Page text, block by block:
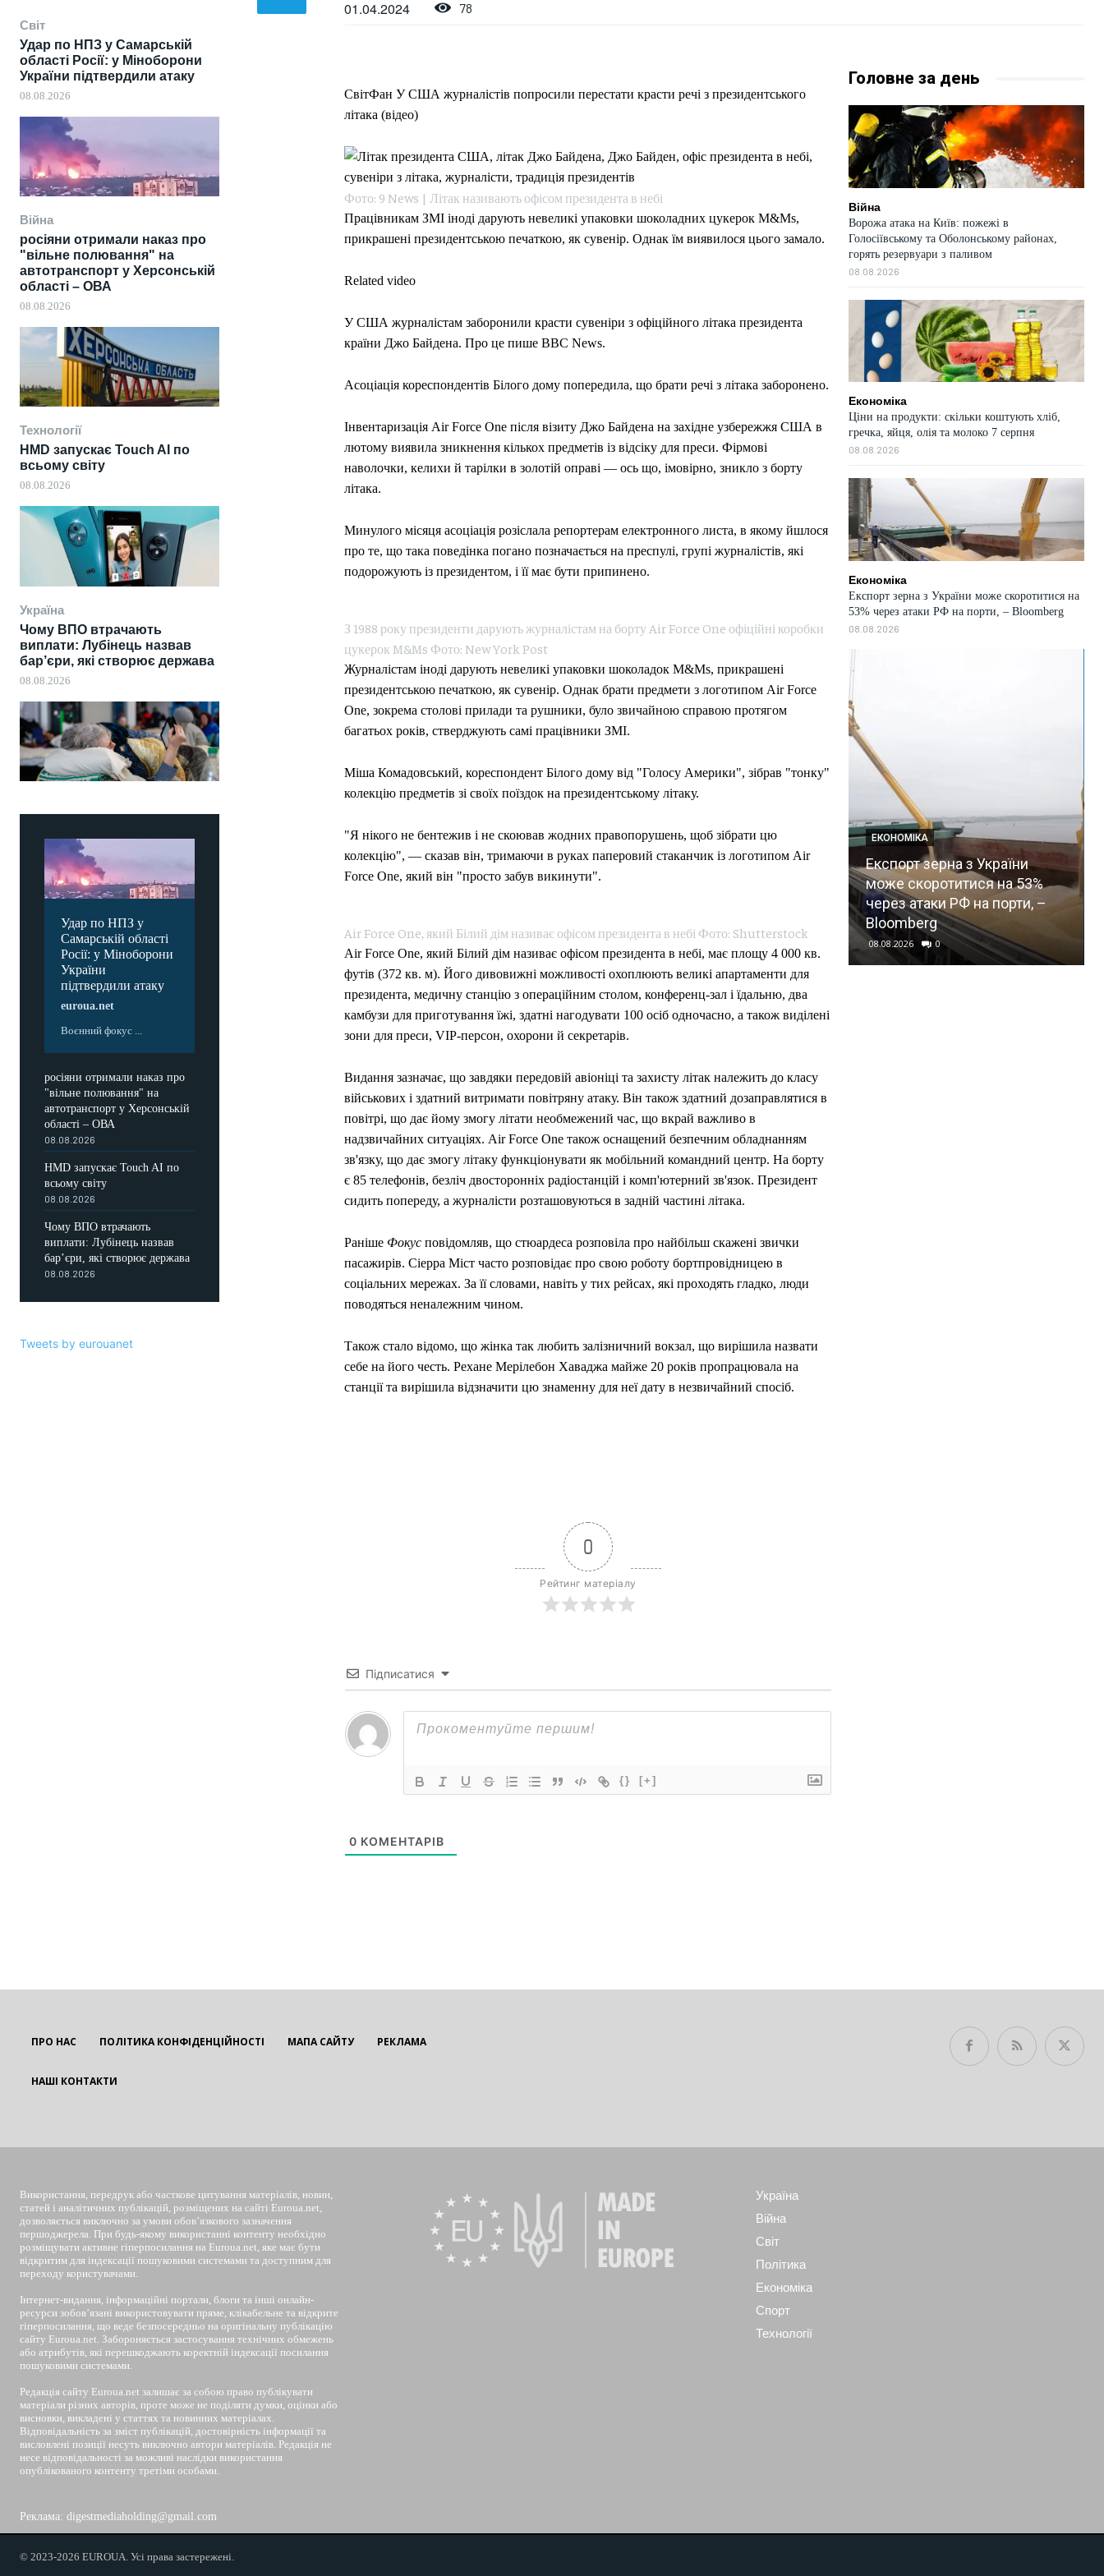
Світ
Удар по НПЗ у Самарській
області Росії: у Міноборони
України підтвердили атаку
08.08.2026
Війна
росіяни отримали наказ про
"вільне полювання" на
автотранспорт у Херсонській
області – ОВА
08.08.2026
Технології
HMD запускає Touch AI по
всьому світу
08.08.2026
Україна
Чому ВПО втрачають
виплати: Лубінець назвав
бар’єри, які створює держава
08.08.2026
Удар по НПЗ у
Самарській області
Росії: у Міноборони
України
підтвердили атаку
euroua.net
Воєнний фокус ...
росіяни отримали наказ про
"вільне полювання" на
автотранспорт у Херсонській
області – ОВА
08.08.2026
HMD запускає Touch AI по
всьому світу
08.08.2026
Чому ВПО втрачають
виплати: Лубінець назвав
бар’єри, які створює держава
08.08.2026
Tweets by eurouanet
01.04.2024 78
СвітФан У США журналістів попросили перестати красти речі з президентського
літака (відео)
Фото: 9 News | Літак називають офісом президента в небі
Працівникам ЗМІ іноді дарують невеликі упаковки шоколадних цукерок M&Ms,
прикрашені президентською печаткою, як сувенір. Однак їм виявилося цього замало.
Related video
У США журналістам заборонили красти сувеніри з офіційного літака президента
країни Джо Байдена. Про це пише BBC News.
Асоціація кореспондентів Білого дому попередила, що брати речі з літака заборонено.
Інвентаризація Air Force One після візиту Джо Байдена на західне узбережжя США в
лютому виявила зникнення кількох предметів із відсіку для преси. Фірмові
наволочки, келихи й тарілки в золотій оправі — ось що, імовірно, зникло з борту
літака.
Минулого місяця асоціація розіслала репортерам електронного листа, в якому йшлося
про те, що така поведінка погано позначається на преспулі, групі журналістів, які
подорожують із президентом, і її має бути припинено.
З 1988 року президенти дарують журналістам на борту Air Force One офіційні коробки
цукерок M&Ms Фото: New York Post
Журналістам іноді дарують невеликі упаковки шоколадок M&Ms, прикрашені
президентською печаткою, як сувенір. Однак брати предмети з логотипом Air Force
One, зокрема столові прилади та рушники, було звичайною справою протягом
багатьох років, стверджують самі працівники ЗМІ.
Міша Комадовський, кореспондент Білого дому від "Голосу Америки", зібрав "тонку"
колекцію предметів зі своїх поїздок на президентському літаку.
"Я нікого не бентежив і не скоював жодних правопорушень, щоб зібрати цю
колекцію", — сказав він, тримаючи в руках паперовий стаканчик із логотипом Air
Force One, який він "просто забув викинути".
Air Force One, який Білий дім називає офісом президента в небі Фото: Shutterstock
Air Force One, який Білий дім називає офісом президента в небі, має площу 4 000 кв.
футів (372 кв. м). Його дивовижні можливості охоплюють великі апартаменти для
президента, медичну станцію з операційним столом, конференц-зал і їдальню, два
камбузи для приготування їжі, здатні нагодувати 100 осіб одночасно, а також виділені
зони для преси, VIP-персон, охорони й секретарів.
Видання зазначає, що завдяки передовій авіоніці та захисту літак належить до класу
військових і здатний витримати повітряну атаку. Він також здатний дозаправлятися в
повітрі, що дає йому змогу літати необмежений час, що вкрай важливо в
надзвичайних ситуаціях. Air Force One також оснащений безпечним обладнанням
зв'язку, що дає змогу літаку функціонувати як мобільний командний центр. На борту
є 85 телефонів, безліч двосторонніх радіостанцій і комп'ютерний зв'язок. Президент
сидить попереду, а журналісти розташовуються в задній частині літака.
Раніше Фокусповідомляв, що стюардеса розповіла про найбільш скажені звички
пасажирів. Сіерра Міст часто розповідає про свою роботу бортпровідницею в
соціальних мережах. За її словами, навіть у тих рейсах, які проходять гладко, люди
поводяться неналежним чином.
Також стало відомо, що жінка так любить залізничний вокзал, що вирішила назвати
себе на його честь. Рехане Мерілебон Хаваджа майже 20 років пропрацювала на
станції та вирішила відзначити цю знаменну для неї дату в незвичайний спосіб.
0
Рейтинг матеріалу
Підписатися
{} [+]
0 КОМЕНТАРІВ
Головне за день
Війна
Ворожа атака на Київ: пожежі в
Голосіївському та Оболонському районах,
горять резервуари з паливом
08.08.2026
Економіка
Ціни на продукти: скільки коштують хліб,
гречка, яйця, олія та молоко 7 серпня
08.08.2026
Економіка
Експорт зерна з України може скоротитися на
53% через атаки РФ на порти, – Bloomberg
08.08.2026
УКРАЇНА
США постачатимуть Україні
08.08.2026
ЕКОНОМІКА
Експорт зерна з України
може скоротитися на 53%
через атаки РФ на порти, –
Bloomberg
08.08.2026 0
ПРО НАС ПОЛІТИКА КОНФІДЕНЦІЙНОСТІ МАПА САЙТУ РЕКЛАМА
НАШІ КОНТАКТИ
Використання, передрук або часткове цитування матеріалів, новин,
статей і аналітичних публікацій, розміщених на сайті Euroua.net,
дозволяється виключно за умови обов’язкового зазначення
першоджерела. При будь-якому використанні контенту необхідно
розміщувати активне гіперпосилання на Euroua.net, яке має бути
відкритим для індексації пошуковими системами та доступним для
переходу користувачами.
Інтернет-видання, інформаційні портали, блоги та інші онлайн-
ресурси зобов’язані використовувати пряме, клікабельне та відкрите
гіперпосилання, що веде безпосередньо на оригінальну публікацію
сайту Euroua.net. Забороняється застосування технічних обмежень
або атрибутів, які перешкоджають коректній індексації посилання
пошуковими системами.
Редакція сайту Euroua.net залишає за собою право публікувати
матеріали різних авторів, проте може не поділяти думки, оцінки або
висновки, викладені у статтях та новинних матеріалах.
Відповідальність за зміст публікацій, достовірність інформації та
висловлені позиції несуть виключно автори матеріалів. Редакція не
несе відповідальності за можливі наслідки використання
опублікованого контенту третіми особами.
Реклама: digestmediaholding@gmail.com
Україна
Війна
Світ
Політика
Економіка
Спорт
Технології
© 2023-2026 EUROUA. Усі права застережені.